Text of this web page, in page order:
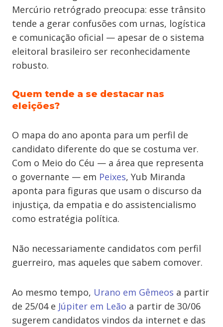
Mercúrio retrógrado preocupa: esse trânsito
tende a gerar confusões com urnas, logística
e comunicação oficial — apesar de o sistema
eleitoral brasileiro ser reconhecidamente
robusto.
Quem tende a se destacar nas
eleições?
O mapa do ano aponta para um perfil de
candidato diferente do que se costuma ver.
Com o Meio do Céu — a área que representa
o governante — em Peixes, Yub Miranda
aponta para figuras que usam o discurso da
injustiça, da empatia e do assistencialismo
como estratégia política.
Não necessariamente candidatos com perfil
guerreiro, mas aqueles que sabem comover.
Ao mesmo tempo, Urano em Gêmeos a partir
de 25/04 e Júpiter em Leão a partir de 30/06
sugerem candidatos vindos da internet e das